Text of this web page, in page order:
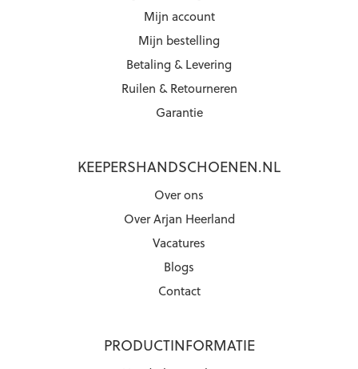
Mijn account
Mijn bestelling
Betaling & Levering
Ruilen & Retourneren
Garantie
KEEPERSHANDSCHOENEN.NL
Over ons
Over Arjan Heerland
Vacatures
Blogs
Contact
PRODUCTINFORMATIE